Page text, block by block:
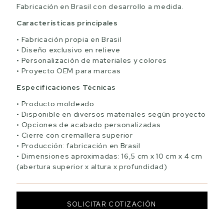
Fabricación en Brasil con desarrollo a medida.
Características principales
Fabricación propia en Brasil
Diseño exclusivo en relieve
Personalización de materiales y colores
Proyecto OEM para marcas
Especificaciones Técnicas
Producto moldeado
Disponible en diversos materiales según proyecto
Opciones de acabado personalizadas
Cierre con cremallera superior
Producción: fabricación en Brasil
Dimensiones aproximadas: 16,5 cm x 10 cm x 4 cm
(abertura superior x altura x profundidad)
SOLICITAR COTIZACIÓN